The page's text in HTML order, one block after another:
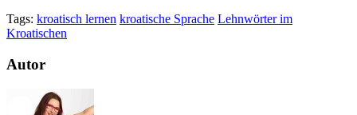
Tags: kroatisch lernen kroatische Sprache Lehnwörter im
Kroatischen
Autor